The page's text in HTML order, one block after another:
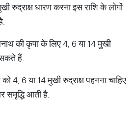
रुद्राक्ष धारण करना इस राशि के लोगों
की कृपा के लिए 4, 6 या 14 मुखी
सकते हैं.
4, 6 या 14 मुखी रुद्राक्ष पहनना चाहिए.
आती है.